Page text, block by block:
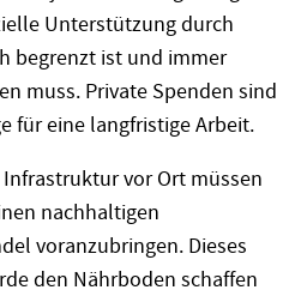
Unterstützung durch
begrenzt ist und immer
muss. Private Spenden sind
für eine langfristige Arbeit.
vor Ort müssen
nachhaltigen
voranzubringen. Dieses
den Nährboden schaffen